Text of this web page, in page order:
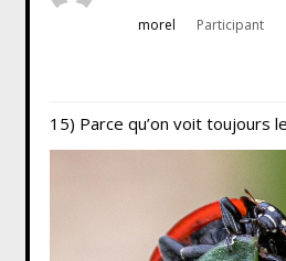
morel Participant
15) Parce qu’on voit toujours